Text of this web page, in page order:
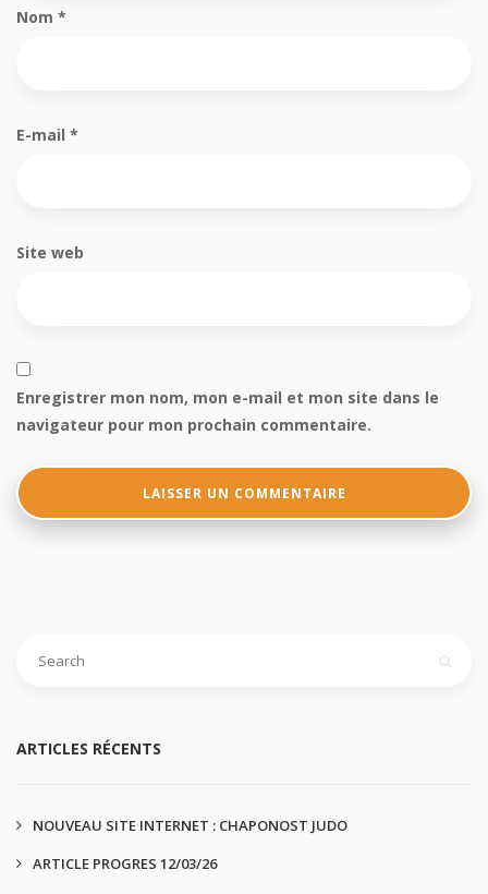
Nom *
E-mail *
Site web
Enregistrer mon nom, mon e-mail et mon site dans le
navigateur pour mon prochain commentaire.
ARTICLES RÉCENTS
NOUVEAU SITE INTERNET : CHAPONOST JUDO
ARTICLE PROGRES 12/03/26